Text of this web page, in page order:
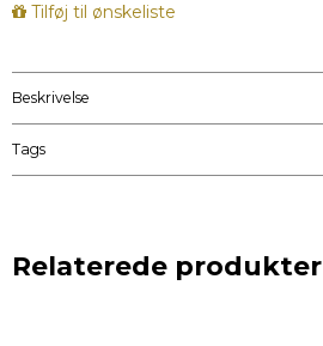
Tilføj til ønskeliste
Beskrivelse
Tags
Relaterede produkter